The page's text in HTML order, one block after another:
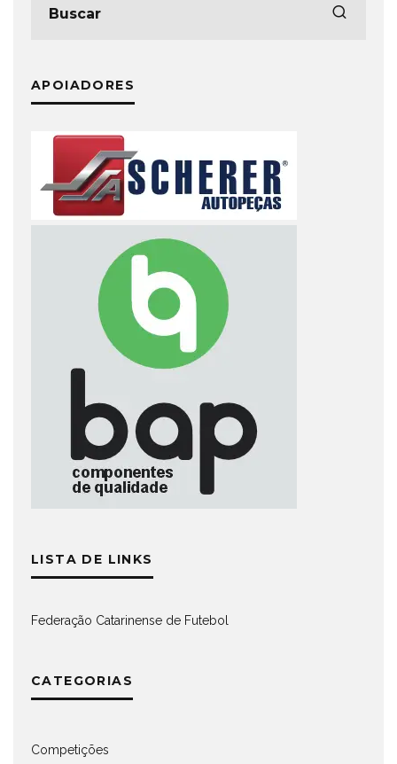
APOIADORES
LISTA DE LINKS
Federação Catarinense de Futebol
CATEGORIAS
Competições